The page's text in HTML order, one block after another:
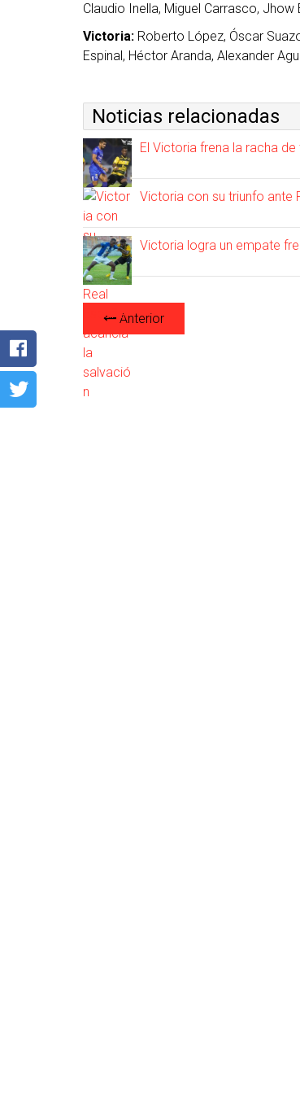
Claudio Inella, Miguel Carrasco,
Victoria: Roberto López, Óscar
Espinal, Héctor Aranda, Alexander
Noticias relacionadas
El Victoria frena la racha
Victoria con su triunfo ante
Victoria logra un empate
Anterior